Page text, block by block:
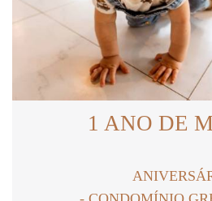
1 ANO DE